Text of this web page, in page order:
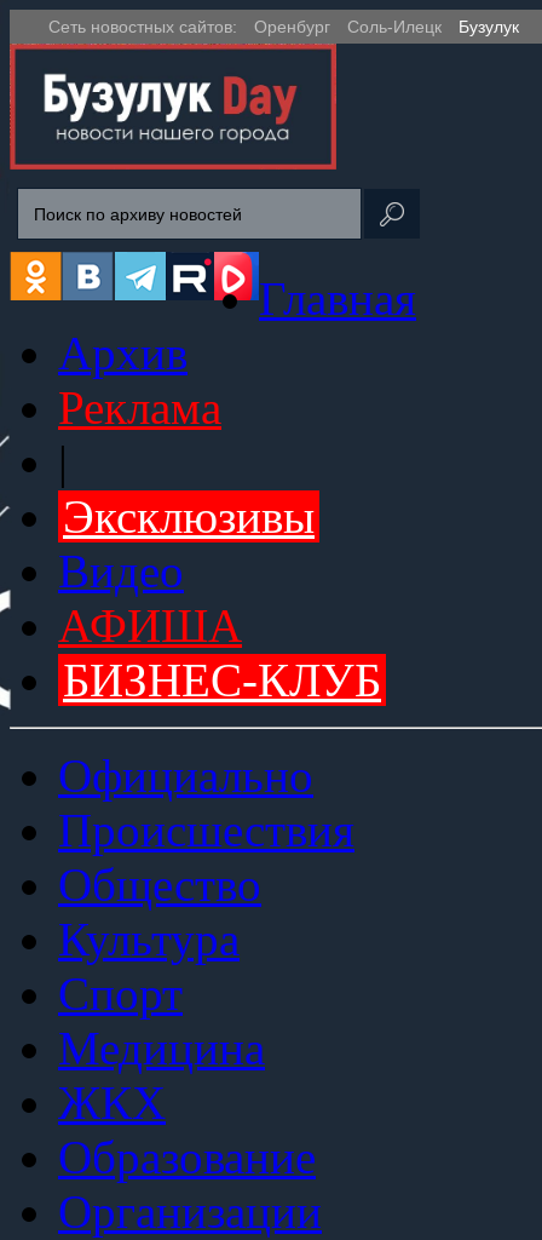
Сеть новостных сайтов: Оренбург Соль-Илецк Бузулук
Главная
Архив
Реклама
|
Эксклюзивы
Видео
АФИША
БИЗНЕС-КЛУБ
Официально
Происшествия
Общество
Культура
Спорт
Медицина
ЖКХ
Образование
Организации